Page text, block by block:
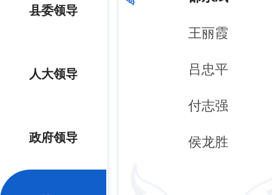
县委领导
人大领导
政府领导
王丽霞
吕忠平
付志强
侯龙胜